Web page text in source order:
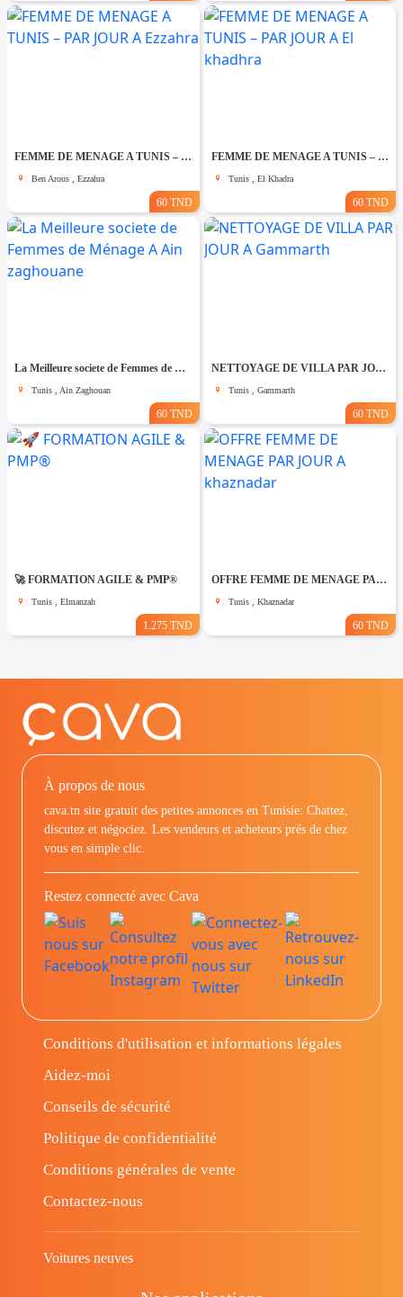
FEMME DE MENAGE A TUNIS – PAR JOUR A Ezzahra
Ben Arous , Ezzahra
60 TND
FEMME DE MENAGE A TUNIS – PAR JOUR A El khadhra
Tunis , El Khadra
60 TND
La Meilleure societe de Femmes de Ménage A Ain zaghouane
Tunis , Ain Zaghouan
60 TND
NETTOYAGE DE VILLA PAR JOUR A Gammarth
Tunis , Gammarth
60 TND
🚀 FORMATION AGILE & PMP®
Tunis , Elmanzah
1.275 TND
OFFRE FEMME DE MENAGE PAR JOUR A khaznadar
Tunis , Khaznadar
60 TND
À propos de nous
cava.tn site gratuit des petites annonces en Tunisie: Chattez,
discutez et négociez. Les vendeurs et acheteurs prés de chez
vous en simple clic.
Restez connecté avec Cava
Conditions d'utilisation et informations légales
Aidez-moi
Conseils de sécurité
Politique de confidentialité
Conditions générales de vente
Contactez-nous
Voitures neuves